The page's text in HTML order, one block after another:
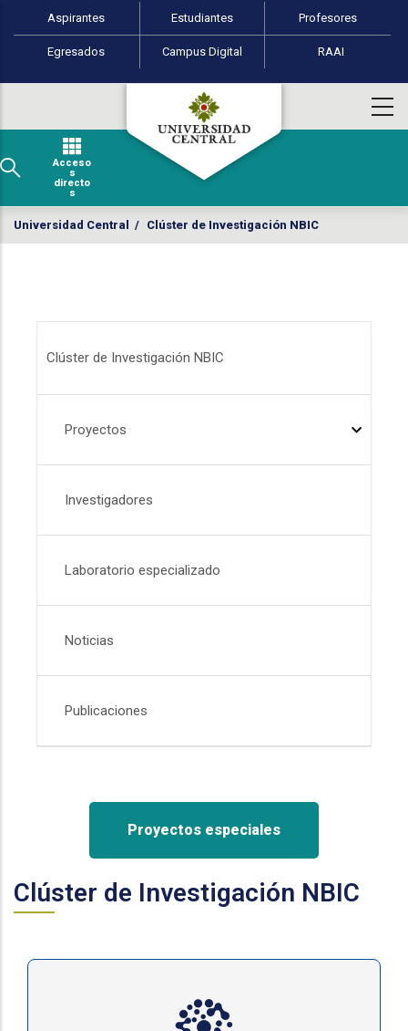
Pasar al contenido principal
Perfiles de usuario
Aspirantes Estudiantes Profesores
Egresados Campus Digital RAAI
Acceso
s
directo
s
Universidad Central / Clúster de Investigación NBIC
Clúster de Investigación NBIC
Proyectos
Investigadores
Laboratorio especializado
Noticias
Publicaciones
Proyectos especiales
Clúster de Investigación NBIC